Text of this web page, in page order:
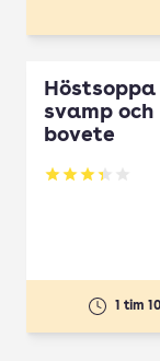
Höstsoppa
svamp
bovete
Betyg: 3.33 av
1 tim